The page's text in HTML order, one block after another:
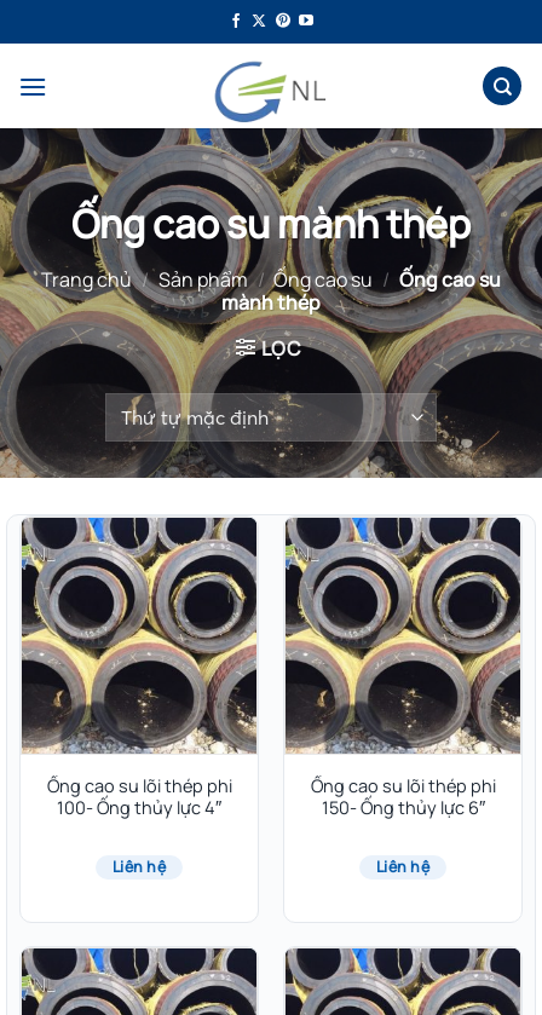
qua
dung
Ống cao su mành thép
Trang chủ / Sản phẩm / Ống cao su / Ống cao su
mành thép
LỌC
Ống cao su lõi thép phi
100- Ống thủy lực 4″
Liên hệ
Ống cao su lõi thép phi
150- Ống thủy lực 6″
Liên hệ